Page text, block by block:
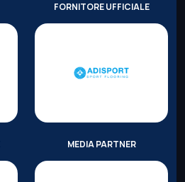
FORNITORE UFFICIALE
MEDIA PARTNER